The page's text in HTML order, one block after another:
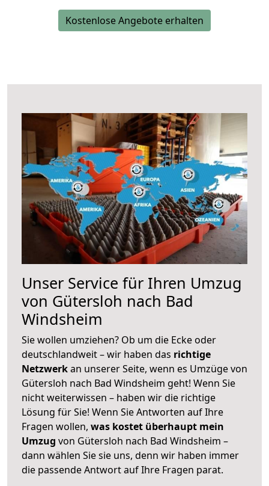
Kostenlose Angebote erhalten
Unser Service für Ihren Umzug
von Gütersloh nach Bad
Windsheim
Sie wollen umziehen? Ob um die Ecke oder
deutschlandweit – wir haben das richtige
Netzwerkan unserer Seite, wenn es Umzüge von
Gütersloh nach Bad Windsheim geht! Wenn Sie
nicht weiterwissen – haben wir die richtige
Lösung für Sie! Wenn Sie Antworten auf Ihre
Fragen wollen, was kostet überhaupt mein
Umzug von Gütersloh nach Bad Windsheim –
dann wählen Sie sie uns, denn wir haben immer
die passende Antwort auf Ihre Fragen parat.